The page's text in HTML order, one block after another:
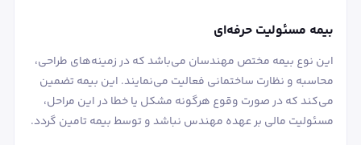
بیمه مسئولیت حرفه‌ای
این نوع بیمه مختص مهندسان می‌باشد که در زمینه‌های طراحی،
محاسبه و نظارت ساختمانی فعالیت می‌نمایند. این بیمه تضمین
می‌کند که در صورت وقوع هرگونه مشکل یا خطا در این مراحل،
مسئولیت مالی بر عهده مهندس نباشد و توسط بیمه تامین گردد.